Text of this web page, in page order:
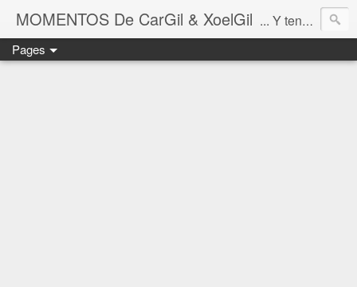
MOMENTOS De CarGil & XoelGil ... Y tengan cuidado ahí fuera, por favor.
Pages